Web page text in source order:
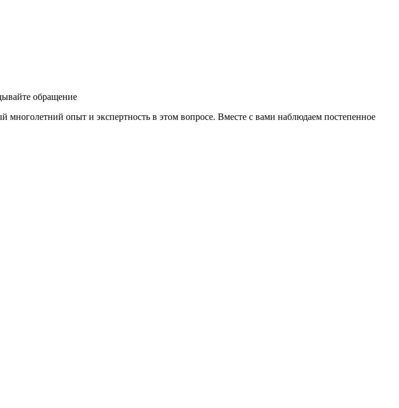
обращение
опыт и экспертность в этом вопросе. Вместе с вами наблюдаем постепенное